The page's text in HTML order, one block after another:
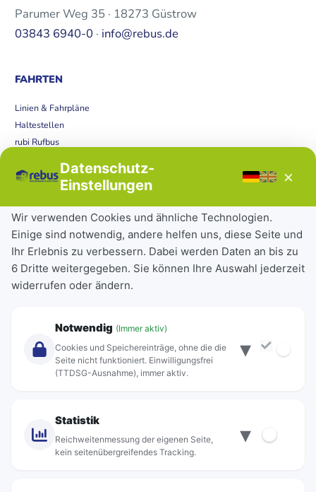
Parumer Weg 35 · 18273 Güstrow
03843 6940-0 · info@rebus.de
FAHRTEN
Linien & Fahrpläne
Haltestellen
rubi Rufbus
Störungen
Tickets & Tarife
Deutschlandticket
Schülerkarte
Einzeltickets
Abonnements
Über Rebus
Standorte
Datenschutz-
Einstellungen
×
Wir verwenden Cookies und ähnliche Technologien.
Einige sind notwendig, andere helfen uns, diese Seite und
Ihr Erlebnis zu verbessern. Dabei werden Daten an bis zu
6 Dritte weitergegeben. Sie können Ihre Auswahl jederzeit
widerrufen oder ändern.
Notwendig (Immer aktiv)
Cookies und Speichereinträge, ohne die die
Seite nicht funktioniert. Einwilligungsfrei
(TTDSG-Ausnahme), immer aktiv.
▾
Statistik
Reichweitenmessung der eigenen Seite,
kein seitenübergreifendes Tracking.
▾